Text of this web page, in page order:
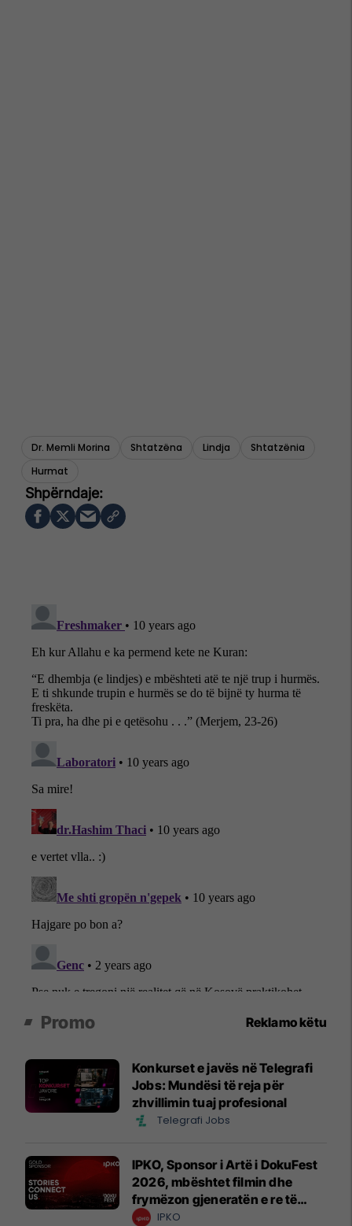
Dr. Memli Morina Shtatzëna Lindja
Shtatzënia
Hurmat
Promo Reklamo këtu
Konkurset e javës në Telegrafi
Jobs: Mundësi të reja për
zhvillimin tuaj profesional
Telegrafi Jobs
IPKO, Sponsor i Artë i DokuFest
2026, mbështet filmin dhe
frymëzon gjeneratën e re të
krijuesve
IPKO